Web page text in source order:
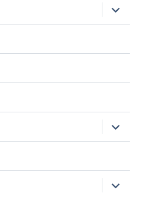
ouvrir
le
sous-
ouvrir
le
sous-
ouvrir
le